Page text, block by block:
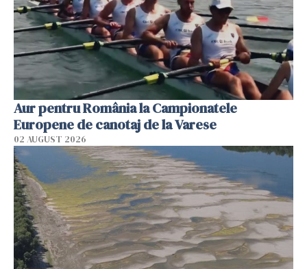
Aur pentru România la Campionatele
Europene de canotaj de la Varese
02 AUGUST 2026